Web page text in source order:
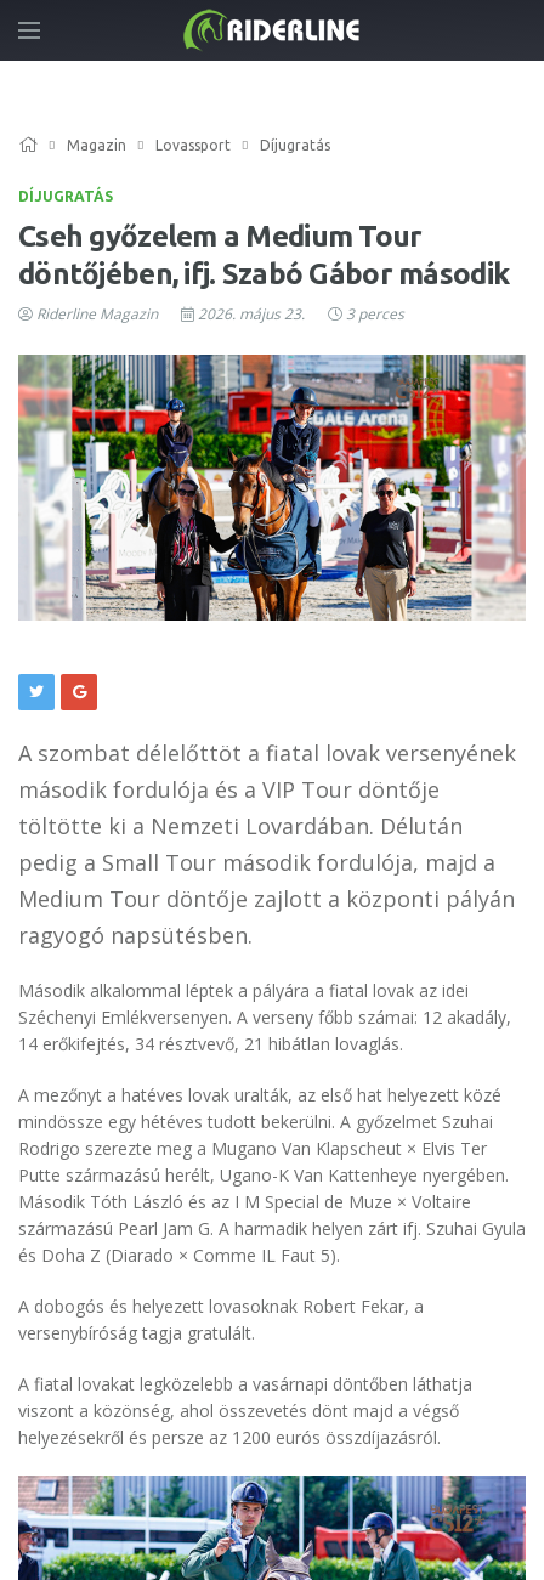
Magazin Lovassport Díjugratás
DÍJUGRATÁS
Cseh győzelem a Medium Tour
döntőjében, ifj. Szabó Gábor második
Riderline Magazin 2026. május 23. 3 perces
A szombat délelőttöt a fiatal lovak versenyének
második fordulója és a VIP Tour döntője
töltötte ki a Nemzeti Lovardában. Délután
pedig a Small Tour második fordulója, majd a
Medium Tour döntője zajlott a központi pályán
ragyogó napsütésben.
Második alkalommal léptek a pályára a fiatal lovak az idei
Széchenyi Emlékversenyen. A verseny főbb számai: 12 akadály,
14 erőkifejtés, 34 résztvevő, 21 hibátlan lovaglás.
A mezőnyt a hatéves lovak uralták, az első hat helyezett közé
mindössze egy hétéves tudott bekerülni. A győzelmet Szuhai
Rodrigo szerezte meg a Mugano Van Klapscheut × Elvis Ter
Putte származású herélt, Ugano-K Van Kattenheye nyergében.
Második Tóth László és az I M Special de Muze × Voltaire
származású Pearl Jam G. A harmadik helyen zárt ifj. Szuhai Gyula
és Doha Z (Diarado × Comme IL Faut 5).
A dobogós és helyezett lovasoknak Robert Fekar, a
versenybíróság tagja gratulált.
A fiatal lovakat legközelebb a vasárnapi döntőben láthatja
viszont a közönség, ahol összevetés dönt majd a végső
helyezésekről és persze az 1200 eurós összdíjazásról.